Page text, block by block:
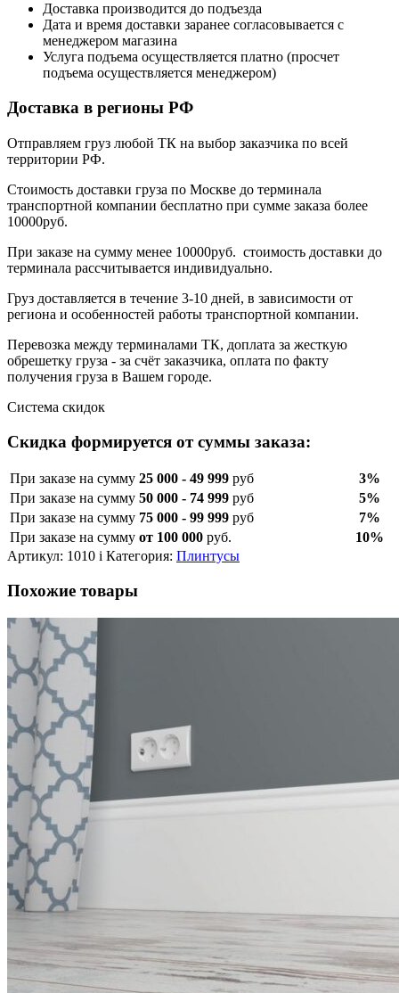
Доставка производится до подъезда
Дата и время доставки заранее согласовывается с
менеджером магазина
Услуга подъема осуществляется платно (просчет
подъема осуществляется менеджером)
Доставка в регионы РФ
Отправляем груз любой ТК на выбор заказчика по всей
территории РФ.
Стоимость доставки груза по Москве до терминала
транспортной компании бесплатно при сумме заказа более
10000руб.
При заказе на сумму менее 10000руб. стоимость доставки до
терминала рассчитывается индивидуально.
Груз доставляется в течение 3-10 дней, в зависимости от
региона и особенностей работы транспортной компании.
Перевозка между терминалами ТК, доплата за жесткую
обрешетку груза - за счёт заказчика, оплата по факту
получения груза в Вашем городе.
Система скидок
Скидка формируется от суммы заказа:
При заказе на сумму 25 000 - 49 999 руб
3%
При заказе на сумму 50 000 - 74 999 руб
5%
При заказе на сумму 75 000 - 99 999 руб
7%
При заказе на сумму от 100 000 руб.
10%
Артикул: 1010 i Категория: Плинтусы
Похожие товары